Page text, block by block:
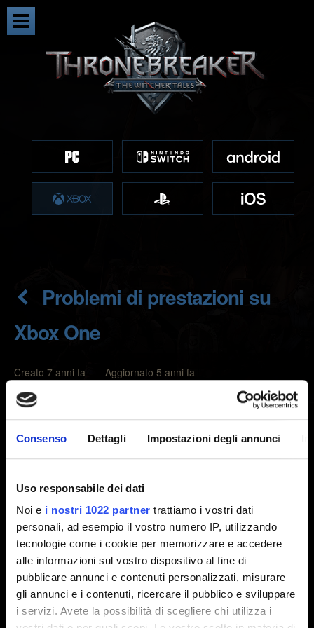
Consenso Dettagli Impostazioni degli annunci
Uso responsabile dei dati
Noi e i nostri 1022 partner trattiamo i vostri dati
personali, ad esempio il vostro numero IP, utilizzando
tecnologie come i cookie per memorizzare e accedere
alle informazioni sul vostro dispositivo al fine di
pubblicare annunci e contenuti personalizzati, misurare
gli annunci e i contenuti, ricercare il pubblico e sviluppare
i servizi. Avete la possibilità di scegliere chi utilizza i
Problemi di prestazioni su
Xbox One
Creato 7 anni fa Aggiornato 5 anni fa
Se riscontri crash, schermate nere o problemi di
prestazioni mentre giochi su Xbox One, segui i passaggi
indicati qui.
2. Esegui un ciclo completo di spegnimento:
- Tieni premuto il pulsante Xbox per circa 10 secondi per
spegnere la console.
- Scollega il cavo di alimentazione e attendi 10 secondi.
- Ricollega il cavo di alimentazione.
- Premi il pulsante Xbox per accendere la console.
3. Se questa procedura non risolve il problema, reinstalla
il gioco.